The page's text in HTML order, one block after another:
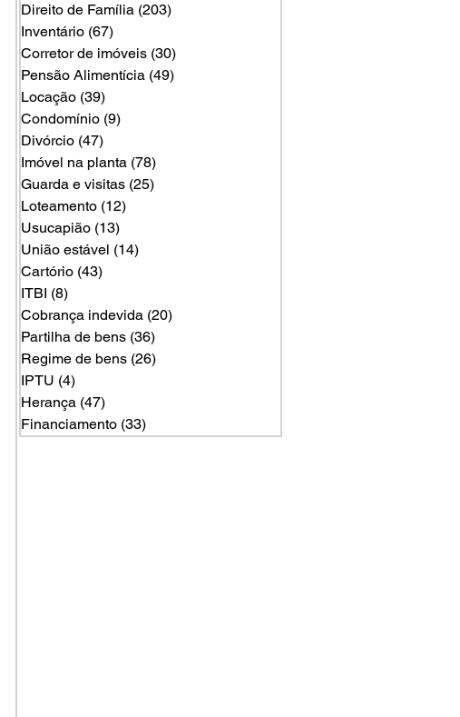
Direito de Família (203)
Inventário (67)
Corretor de imóveis (30)
Pensão Alimentícia (49)
Locação (39)
Condomínio (9)
Divórcio (47)
Imóvel na planta (78)
Guarda e visitas (25)
Loteamento (12)
Usucapião (13)
União estável (14)
Cartório (43)
ITBI (8)
Cobrança indevida (20)
Partilha de bens (36)
Regime de bens (26)
IPTU (4)
Herança (47)
Financiamento (33)